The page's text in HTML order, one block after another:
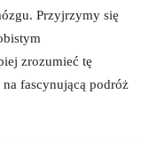
Przyjrzymy się
zrozumieć tę
fascynującą podróż